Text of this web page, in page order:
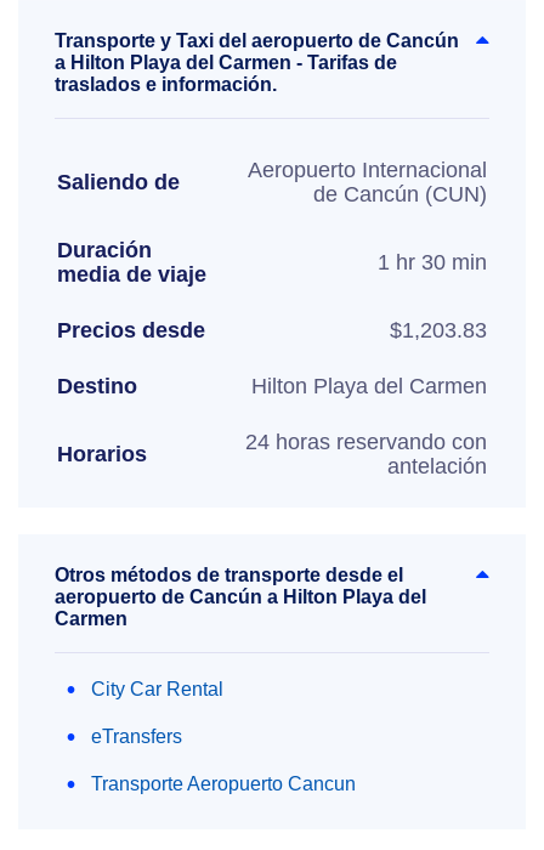
Transporte y Taxi del aeropuerto de Cancún
a Hilton Playa del Carmen - Tarifas de
traslados e información.
Saliendo de
Aeropuerto Internacional
de Cancún (CUN)
Duración
media de viaje
1 hr 30 min
Precios desde $1,203.83
Destino Hilton Playa del Carmen
Horarios
24 horas reservando con
antelación
Otros métodos de transporte desde el
aeropuerto de Cancún a Hilton Playa del
Carmen
City Car Rental
eTransfers
Transporte Aeropuerto Cancun